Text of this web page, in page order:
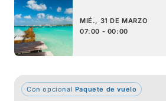
MIÉ., 31 DE MARZO
07:00 - 00:00
Con opcional Paquete de vuelo